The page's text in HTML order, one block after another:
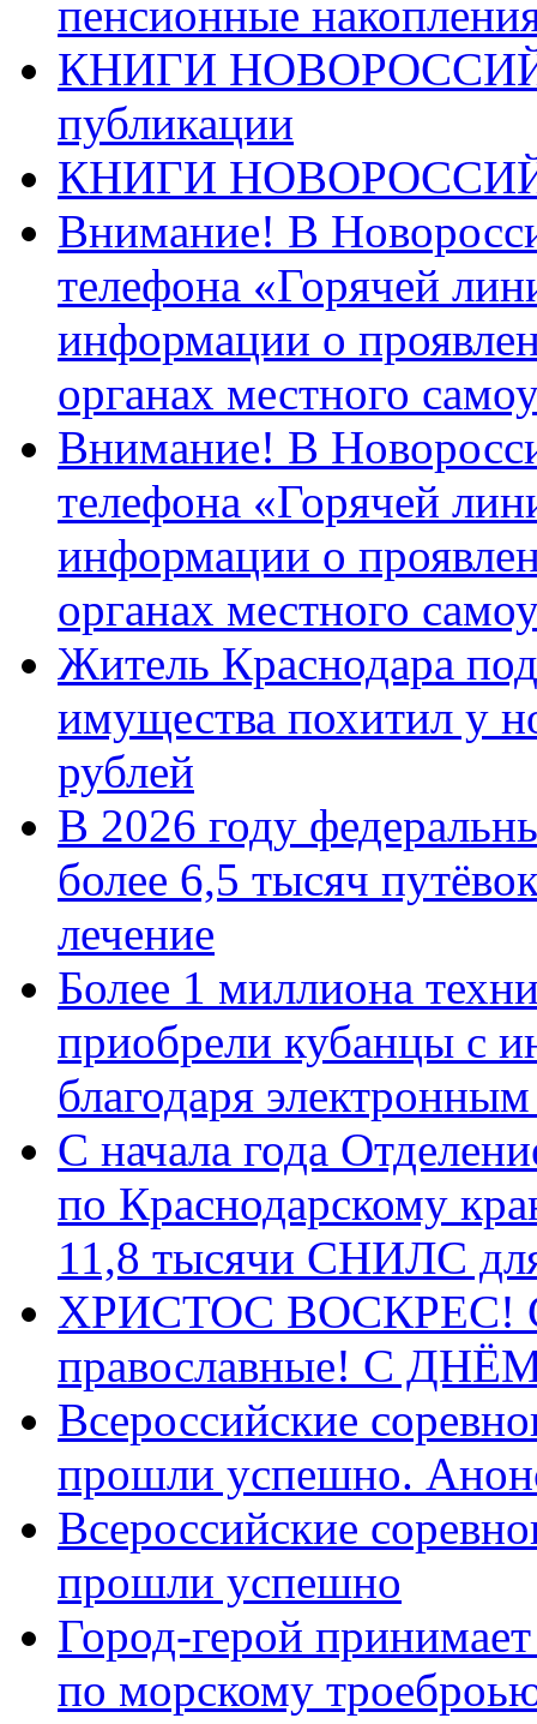
пенсионные
КНИГИ
публикации
КНИГИ
Внимание! В
телефона «Горячей
информации о
органах местного
Внимание! В
телефона «Горячей
информации о
органах местного
Житель Краснодара
имущества похитил у
рублей
В 2026 году
более 6,5 тысяч
лечение
Более 1 миллиона
приобрели кубанцы с
благодаря
С начала года
по Краснодарскому
11,8 тысячи СНИЛС
ХРИСТОС ВОСКРЕС! С
православные! C
Всероссийские
прошли успешно.
Всероссийские
прошли успешно
Город-герой
по морскому